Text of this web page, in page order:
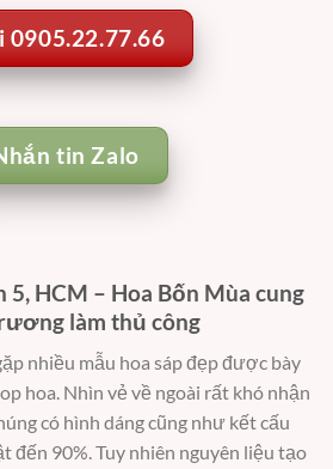
0905.22.77.66
tin Zalo
5, HCM – Hoa Bốn Mùa cung
làm thủ công
nhiều mẫu hoa sáp đẹp được bày
hoa. Nhìn vẻ về ngoài rất khó nhận
có hình dáng cũng như kết cấu
đến 90%. Tuy nhiên nguyên liệu tạo